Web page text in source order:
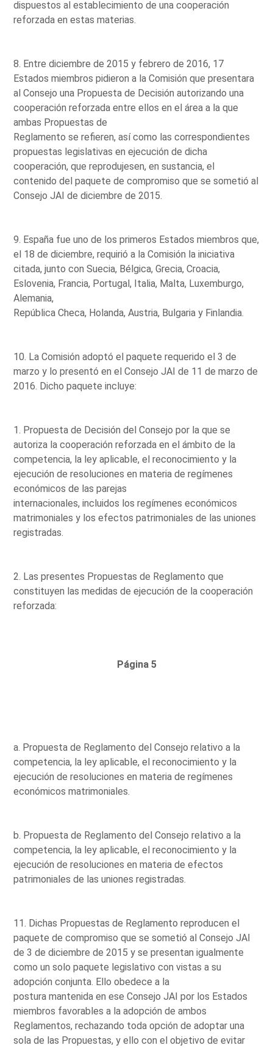
dispuestos al establecimiento de una cooperación
reforzada en estas materias.
8. Entre diciembre de 2015 y febrero de 2016, 17
Estados miembros pidieron a la Comisión que presentara
al Consejo una Propuesta de Decisión autorizando una
cooperación reforzada entre ellos en el área a la que
ambas Propuestas de
Reglamento se refieren, así como las correspondientes
propuestas legislativas en ejecución de dicha
cooperación, que reprodujesen, en sustancia, el
contenido del paquete de compromiso que se sometió al
Consejo JAI de diciembre de 2015.
9. España fue uno de los primeros Estados miembros que,
el 18 de diciembre, requirió a la Comisión la iniciativa
citada, junto con Suecia, Bélgica, Grecia, Croacia,
Eslovenia, Francia, Portugal, Italia, Malta, Luxemburgo,
Alemania,
República Checa, Holanda, Austria, Bulgaria y Finlandia.
10. La Comisión adoptó el paquete requerido el 3 de
marzo y lo presentó en el Consejo JAI de 11 de marzo de
2016. Dicho paquete incluye:
1. Propuesta de Decisión del Consejo por la que se
autoriza la cooperación reforzada en el ámbito de la
competencia, la ley aplicable, el reconocimiento y la
ejecución de resoluciones en materia de regímenes
económicos de las parejas
internacionales, incluidos los regímenes económicos
matrimoniales y los efectos patrimoniales de las uniones
registradas.
2. Las presentes Propuestas de Reglamento que
constituyen las medidas de ejecución de la cooperación
reforzada:
Página 5
a. Propuesta de Reglamento del Consejo relativo a la
competencia, la ley aplicable, el reconocimiento y la
ejecución de resoluciones en materia de regímenes
económicos matrimoniales.
b. Propuesta de Reglamento del Consejo relativo a la
competencia, la ley aplicable, el reconocimiento y la
ejecución de resoluciones en materia de efectos
patrimoniales de las uniones registradas.
11. Dichas Propuestas de Reglamento reproducen el
paquete de compromiso que se sometió al Consejo JAI
de 3 de diciembre de 2015 y se presentan igualmente
como un solo paquete legislativo con vistas a su
adopción conjunta. Ello obedece a la
postura mantenida en ese Consejo JAI por los Estados
miembros favorables a la adopción de ambos
Reglamentos, rechazando toda opción de adoptar una
sola de las Propuestas, y ello con el objetivo de evitar